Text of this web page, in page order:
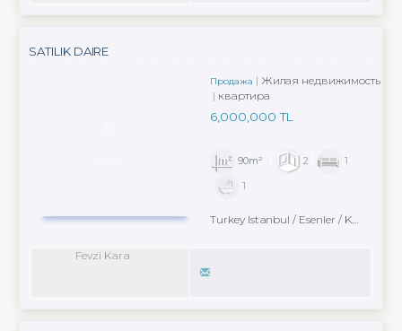
SATILIK DAIRE
Продажа
Жилая недвижимость
квартира
6,000,000 TL
90m² 2
1
1
Turkey Istanbul / Esenler / Karabayır
Fevzi Kara